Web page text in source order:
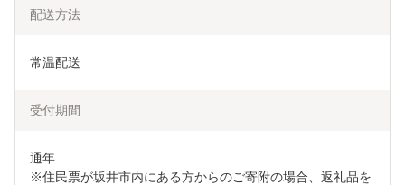
配送方法
常温配送
受付期間
通年
※住民票が坂井市内にある方からのご寄附の場合、返礼品を